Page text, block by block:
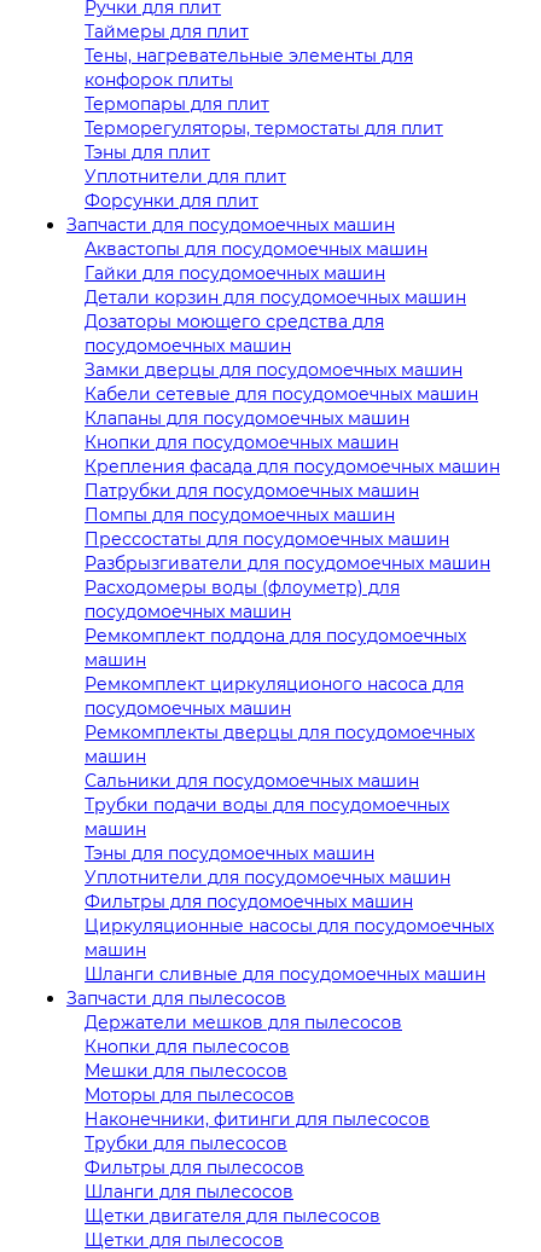
Ручки для плит
Таймеры для плит
Тены, нагревательные элементы для
конфорок плиты
Термопары для плит
Терморегуляторы, термостаты для плит
Тэны для плит
Уплотнители для плит
Форсунки для плит
Запчасти для посудомоечных машин
Аквастопы для посудомоечных машин
Гайки для посудомоечных машин
Детали корзин для посудомоечных машин
Дозаторы моющего средства для
посудомоечных машин
Замки дверцы для посудомоечных машин
Кабели сетевые для посудомоечных машин
Клапаны для посудомоечных машин
Кнопки для посудомоечных машин
Крепления фасада для посудомоечных машин
Патрубки для посудомоечных машин
Помпы для посудомоечных машин
Прессостаты для посудомоечных машин
Разбрызгиватели для посудомоечных машин
Расходомеры воды (флоуметр) для
посудомоечных машин
Ремкомплект поддона для посудомоечных
машин
Ремкомплект циркуляционого насоса для
посудомоечных машин
Ремкомплекты дверцы для посудомоечных
машин
Сальники для посудомоечных машин
Трубки подачи воды для посудомоечных
машин
Тэны для посудомоечных машин
Уплотнители для посудомоечных машин
Фильтры для посудомоечных машин
Циркуляционные насосы для посудомоечных
машин
Шланги сливные для посудомоечных машин
Запчасти для пылесосов
Держатели мешков для пылесосов
Кнопки для пылесосов
Мешки для пылесосов
Моторы для пылесосов
Наконечники, фитинги для пылесосов
Трубки для пылесосов
Фильтры для пылесосов
Шланги для пылесосов
Щетки двигателя для пылесосов
Щетки для пылесосов